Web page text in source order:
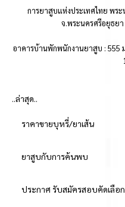
การยาสูบแห่งประเทศไทย พร
จ.พระนครศรีอยุธยา
อาคารบ้านพักพนักงานยาสูบ : 555
..ล่าสุด..
ราคาขายบุหรี่/ยาเส้น
ยาสูบกับการค้นพบ
ประกาศ รับสมัครสอบคัดเลือ